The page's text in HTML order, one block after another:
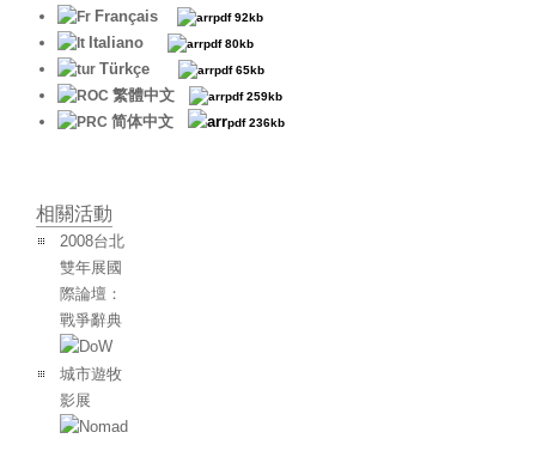
Français pdf 92kb
Italiano pdf 80kb
Türkçe pdf 65kb
繁體中文 pdf 259kb
简体中文 pdf 236kb
相關活動
2008台北
雙年展國
際論壇：
戰爭辭典
城市遊牧
影展